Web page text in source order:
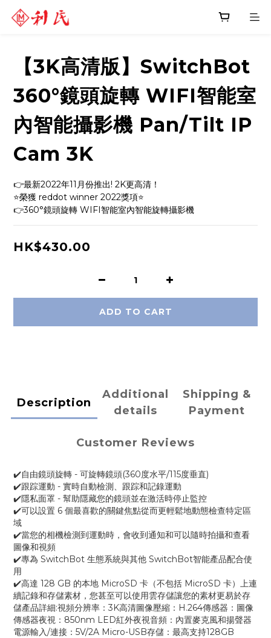
【3K高清版】SwitchBot
360°鏡頭旋轉 WIFI智能室
內智能攝影機 Pan/Tilt IP
Cam 3K
👉最新2022年11月份推出! 2K更高清！
⭐榮獲 reddot winner 2022獎項⭐
👉360°鏡頭旋轉 WIFI智能室內智能旋轉攝影機
HK$430.00
ADD TO CART
Description
Additional
details
Shipping &
Payment
Customer Reviews
✔️自由鏡頭旋轉 - 可旋轉鏡頭(360度水平/115度垂直)
✔️跟踪運動 - 實時自動檢測、跟踪和記錄運動
✔️隱私面罩 - 幫助隱藏您的鏡頭並在激活時停止監控
✔️可以設置 6 個最喜歡的關鍵焦點從而更輕鬆地動態檢查特定區
域
✔️當您的相機檢測到運動時，會收到通知和可以隨時拍攝和查看
圖像和視頻
✔️專為 SwitchBot 生態系統與其他 SwitchBot智能產品配合使
用
✔️高達 128 GB 的本地 MicroSD 卡（不包括 MicroSD 卡）上連
續記錄和存儲素材，您甚至可以使用雲存儲讓您的素材更易於存
儲產品詳細:視頻分辨率：3K高清圖像壓縮：H.264傳感器：圖像
傳感器夜視：850nm LED紅外夜視音頻：內置麥克風和揚聲器
電源輸入/連接：5V/2A Micro-USB存儲：最高支持128GB